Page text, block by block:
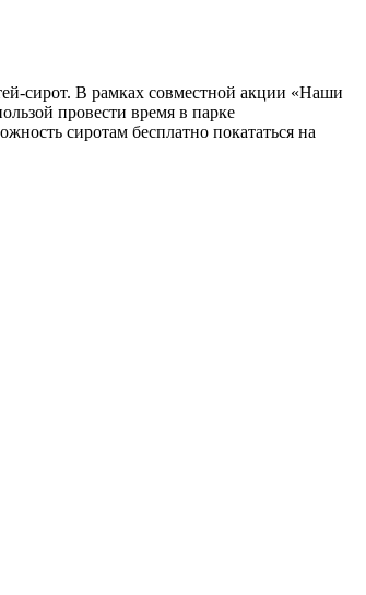
сирот. В рамках совместной акции «Наши
провести время в парке
сиротам бесплатно покататься на